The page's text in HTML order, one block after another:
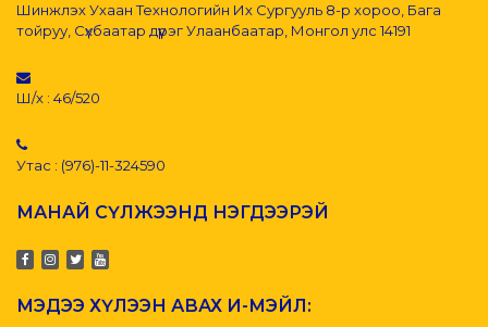
Шинжлэх Ухаан Технологийн Их Сургууль 8-р хороо, Бага
тойруу, Сүхбаатар дүүрэг Улаанбаатар, Монгол улс 14191
Ш/х : 46/520
Утас : (976)-11-324590
МАНАЙ СҮЛЖЭЭНД НЭГДЭЭРЭЙ
МЭДЭЭ ХҮЛЭЭН АВАХ И-МЭЙЛ: